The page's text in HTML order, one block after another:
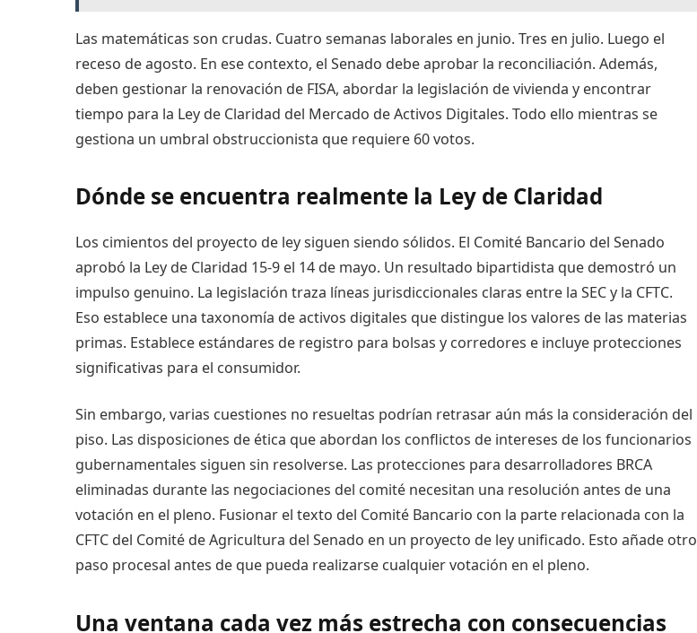
Las matemáticas son crudas. Cuatro semanas laborales en junio. Tres en julio. Luego el
receso de agosto. En ese contexto, el Senado debe aprobar la reconciliación. Además,
deben gestionar la renovación de FISA, abordar la legislación de vivienda y encontrar
tiempo para la Ley de Claridad del Mercado de Activos Digitales. Todo ello mientras se
gestiona un umbral obstruccionista que requiere 60 votos.
Dónde se encuentra realmente la Ley de Claridad
Los cimientos del proyecto de ley siguen siendo sólidos. El Comité Bancario del Senado
aprobó la Ley de Claridad 15-9 el 14 de mayo. Un resultado bipartidista que demostró un
impulso genuino. La legislación traza líneas jurisdiccionales claras entre la SEC y la CFTC.
Eso establece una taxonomía de activos digitales que distingue los valores de las materias
primas. Establece estándares de registro para bolsas y corredores e incluye protecciones
significativas para el consumidor.
Sin embargo, varias cuestiones no resueltas podrían retrasar aún más la consideración del
piso. Las disposiciones de ética que abordan los conflictos de intereses de los funcionarios
gubernamentales siguen sin resolverse. Las protecciones para desarrolladores BRCA
eliminadas durante las negociaciones del comité necesitan una resolución antes de una
votación en el pleno. Fusionar el texto del Comité Bancario con la parte relacionada con la
CFTC del Comité de Agricultura del Senado en un proyecto de ley unificado. Esto añade otro
paso procesal antes de que pueda realizarse cualquier votación en el pleno.
Una ventana cada vez más estrecha con consecuencias